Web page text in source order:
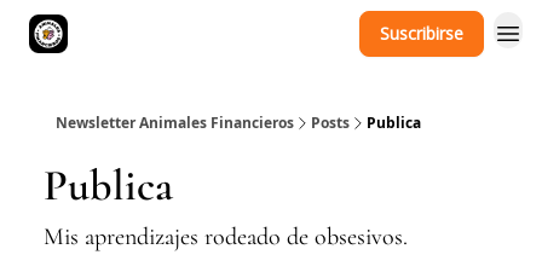
Suscribirse
Newsletter Animales Financieros Posts Publica
Publica
Mis aprendizajes rodeado de obsesivos.